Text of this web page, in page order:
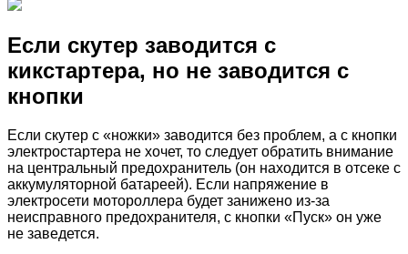
Если скутер заводится с
кикстартера, но не заводится с
кнопки
Если скутер с «ножки» заводится без проблем, а с кнопки
электростартера не хочет, то следует обратить внимание
на центральный предохранитель (он находится в отсеке с
аккумуляторной батареей). Если напряжение в
электросети мотороллера будет занижено из-за
неисправного предохранителя, с кнопки «Пуск» он уже
не заведется.